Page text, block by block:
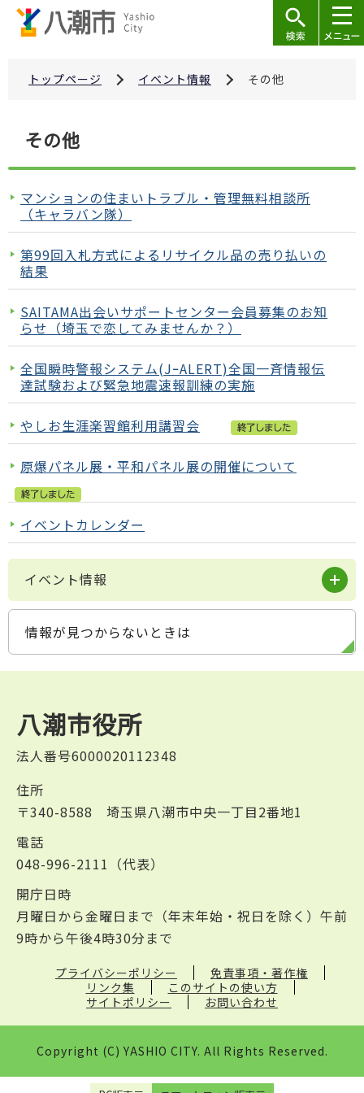
頭
トップページ イベント情報 その他
こ
か
ら
その他
マンションの住まいトラブル・管理無料相談所
（キャラバン隊）
第99回入札方式によるリサイクル品の売り払いの
結果
SAITAMA出会いサポートセンター会員募集のお知
らせ（埼玉で恋してみませんか？）
全国瞬時警報システム(JｰALERT)全国一斉情報伝
達試験および緊急地震速報訓練の実施
やしお生涯楽習館利用講習会
原爆パネル展・平和パネル展の開催について
イベントカレンダー
イベント情報
情報が見つからないときは
八潮市役所
法人番号6000020112348
住所
〒340-8588 埼玉県八潮市中央一丁目2番地1
電話
048-996-2111（代表）
開庁日時
月曜日から金曜日まで（年末年始・祝日を除く）午前
9時から午後4時30分まで
プライバシーポリシー
免責事項・著作権
リンク集
このサイトの使い方
サイトポリシー
お問い合わせ
Copyright (C) YASHIO CITY. All Rights Reserved.